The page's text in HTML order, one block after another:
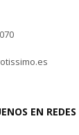
EN